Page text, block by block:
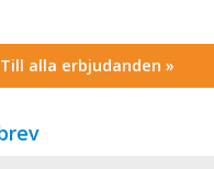
Till alla erbjudanden »